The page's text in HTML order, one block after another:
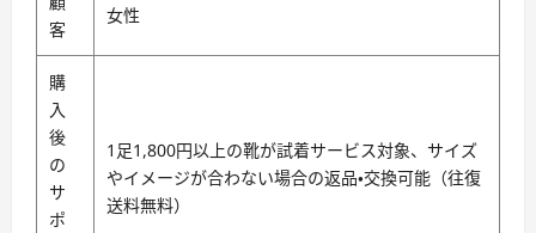
客
女性
購
入
後
の
サ
ポ
1足1,800円以上の靴が試着サービス対象、サイズ
やイメージが合わない場合の返品・交換可能（往復
送料無料）